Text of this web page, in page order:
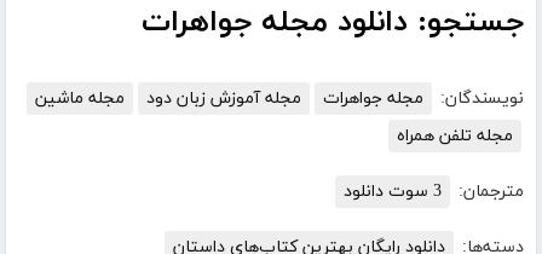
جستجو: دانلود مجله جواهرات
نویسندگان: مجله جواهرات مجله آموزش زبان دود
مجله ماشین
مجله تلفن همراه
مترجمان: 3 سوت دانلود
دسته‌ها:
دانلود رایگان بهترین کتاب‌های داستان